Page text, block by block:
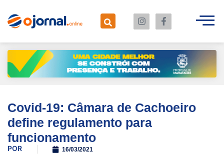
Covid-19: Câmara de Cachoeiro
define regulamento para
funcionamento
POR 16/03/2021